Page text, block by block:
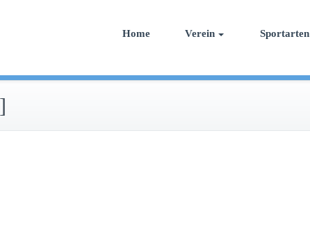
Home Verein Sportarten